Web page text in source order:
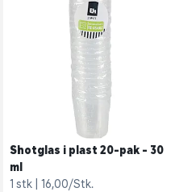
Shotglas i plast 20-pak - 30
ml
1 stk
16,00/Stk.